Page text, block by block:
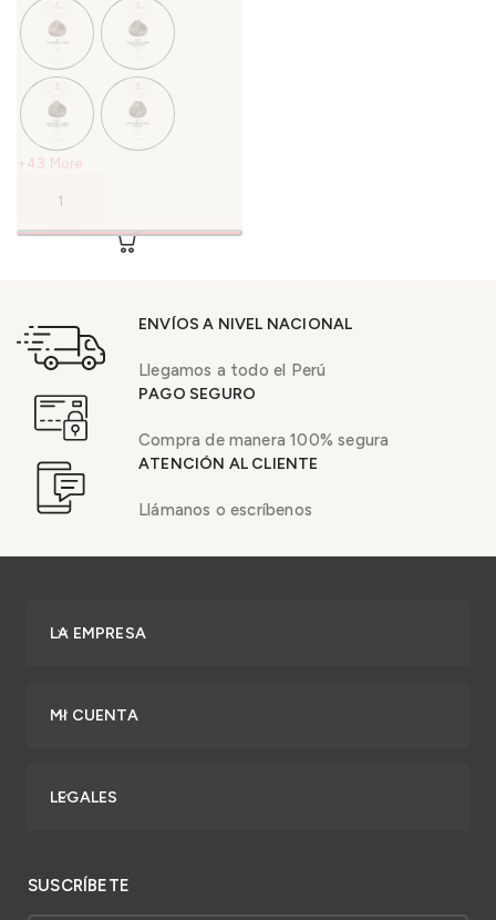
+43 More
ENVÍOS A NIVEL NACIONAL
Llegamos a todo el Perú
PAGO SEGURO
Compra de manera 100% segura
ATENCIÓN AL CLIENTE
Llámanos o escríbenos
LA EMPRESA
MI CUENTA
LEGALES
SUSCRÍBETE